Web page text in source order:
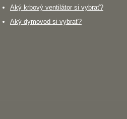
Aký krbový ventilátor si vybrať?
Aký dymovod si vybrať?